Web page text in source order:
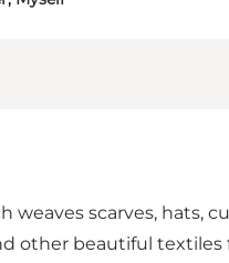
weaves scarves, hats,
other beautiful textiles